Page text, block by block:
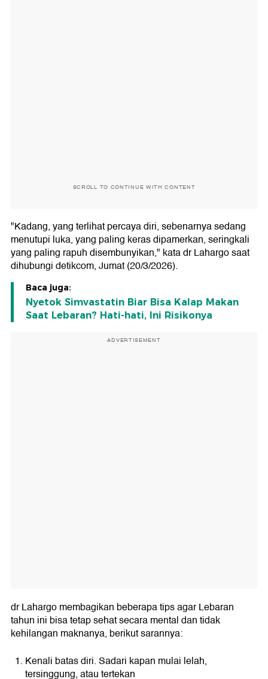
SCROLL TO CONTINUE WITH CONTENT
"Kadang, yang terlihat percaya diri, sebenarnya sedang
menutupi luka, yang paling keras dipamerkan, seringkali
yang paling rapuh disembunyikan," kata dr Lahargo saat
dihubungi detikcom, Jumat (20/3/2026).
Baca juga:
Nyetok Simvastatin Biar Bisa Kalap Makan
Saat Lebaran? Hati-hati, Ini Risikonya
ADVERTISEMENT
dr Lahargo membagikan beberapa tips agar Lebaran
tahun ini bisa tetap sehat secara mental dan tidak
kehilangan maknanya, berikut sarannya:
Kenali batas diri. Sadari kapan mulai lelah,
tersinggung, atau tertekan